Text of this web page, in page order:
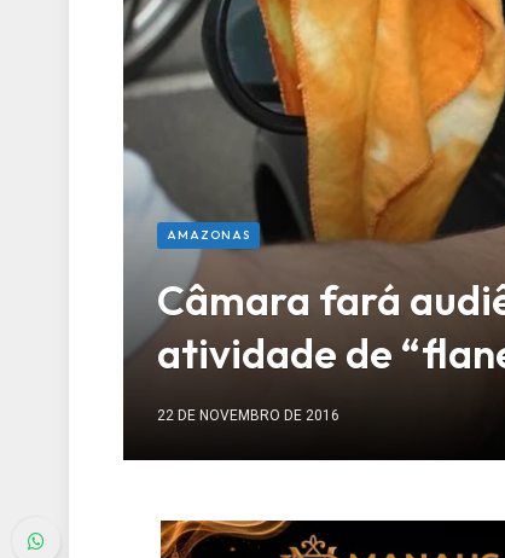
AMAZONAS
Câmara fará
atividade de
22 DE NOVEMBRO DE 2016